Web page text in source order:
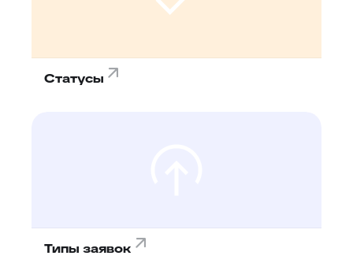
Статусы
Типы заявок